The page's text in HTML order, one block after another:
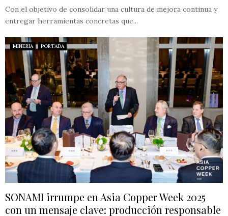
Con el objetivo de consolidar una cultura de mejora continua y
entregar herramientas concretas que...
MINERIA PORTADA
SONAMI irrumpe en Asia Copper Week 2025
con un mensaje clave: producción responsable